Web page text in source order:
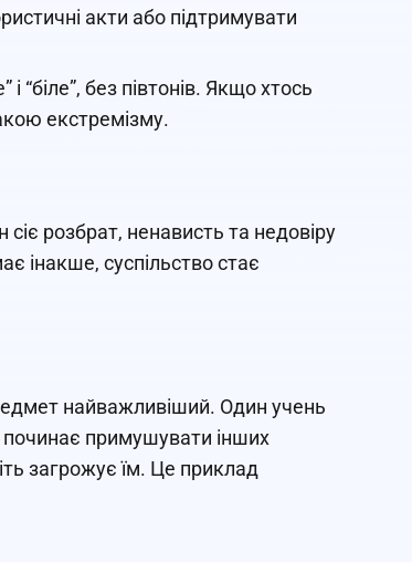
акти або підтримувати
“біле”, без півтонів. Якщо хтось
екстремізму.
розбрат, ненависть та недовіру
інакше, суспільство стає
найважливіший. Один учень
примушувати інших
загрожує їм. Це приклад